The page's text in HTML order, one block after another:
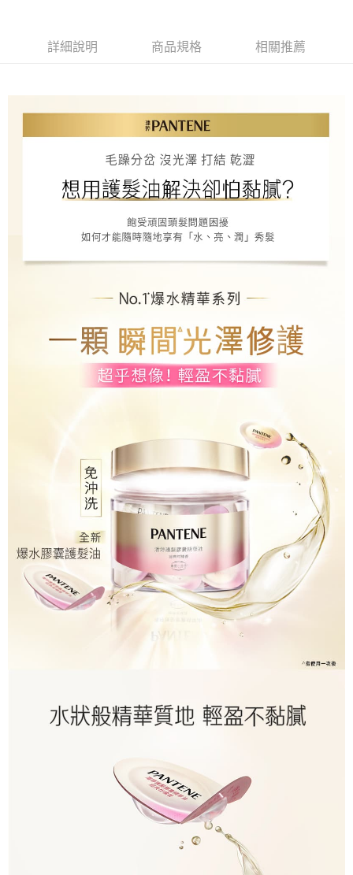
４．使用「AFTEE先享後付」時，將依據個別帳號之用戶狀況，依本公司即
每筆NT$100，滿NT$790(含以上)免運費
詳細說明 商品規格 相關推薦